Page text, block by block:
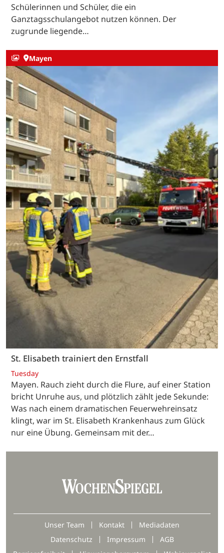
Schülerinnen und Schüler, die ein
Ganztagsschulangebot nutzen können. Der
zugrunde liegende…
Mayen
St. Elisabeth trainiert den Ernstfall
Tuesday
Mayen. Rauch zieht durch die Flure, auf einer Station
bricht Unruhe aus, und plötzlich zählt jede Sekunde:
Was nach einem dramatischen Feuerwehreinsatz
klingt, war im St. Elisabeth Krankenhaus zum Glück
nur eine Übung. Gemeinsam mit der…
Unser Team Kontakt
Mediadaten
Datenschutz
Impressum
AGB